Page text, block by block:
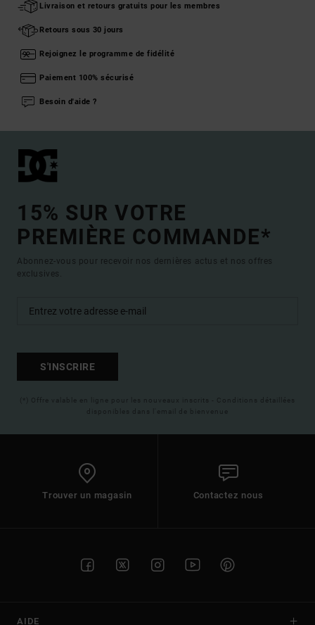
Livraison et retours gratuits pour les membres
Retours sous 30 jours
Rejoignez le programme de fidélité
Paiement 100% sécurisé
Besoin d'aide ?
15% SUR VOTRE
PREMIÈRE COMMANDE*
Abonnez-vous pour recevoir nos dernières actus et nos offres
exclusives.
S'INSCRIRE
(*) Offre valable en ligne pour les nouveaux inscrits - Conditions détaillées
disponibles dans l'email de bienvenue
Trouver un magasin Contactez nous
AIDE